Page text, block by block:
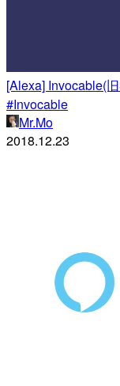
[Alexa] Invocable(
#Invocable
Mr.Mo
2018.12.23